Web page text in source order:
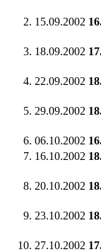
2. 15.09.2002
3. 18.09.2002
4. 22.09.2002
5. 29.09.2002
6. 06.10.2002
7. 16.10.2002
8. 20.10.2002
9. 23.10.2002
10. 27.10.2002